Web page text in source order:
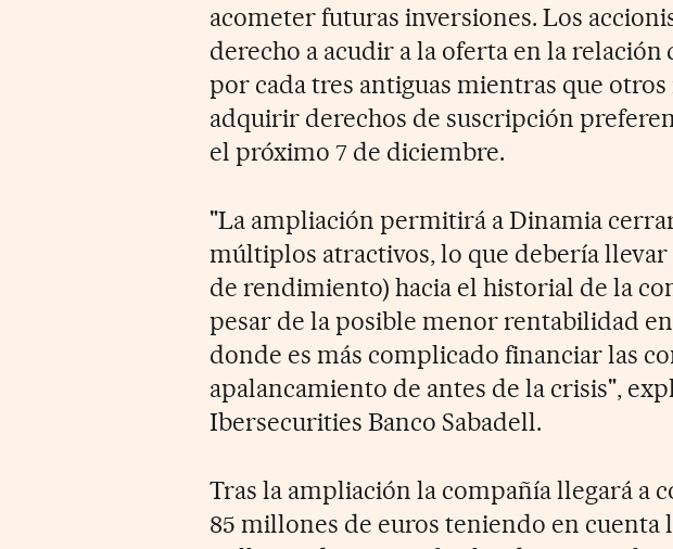
acometer futuras inversiones. Los
derecho a acudir a la oferta en la relación
por cada tres antiguas mientras que
adquirir derechos de suscripción
el próximo 7 de diciembre.
"La ampliación permitirá a Dinamia
múltiplos atractivos, lo que debería llevar
de rendimiento) hacia el historial de la
pesar de la posible menor rentabilidad
donde es más complicado financiar las
apalancamiento de antes de la crisis",
Ibersecurities Banco Sabadell.
Tras la ampliación la compañía llegará a
85 millones de euros teniendo en cuenta